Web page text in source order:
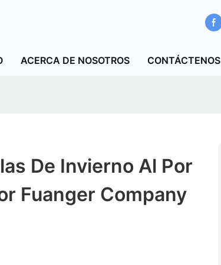
ACERCA DE NOSOTROS CONTÁCTENOS
De Invierno Al Por
Fuanger Company